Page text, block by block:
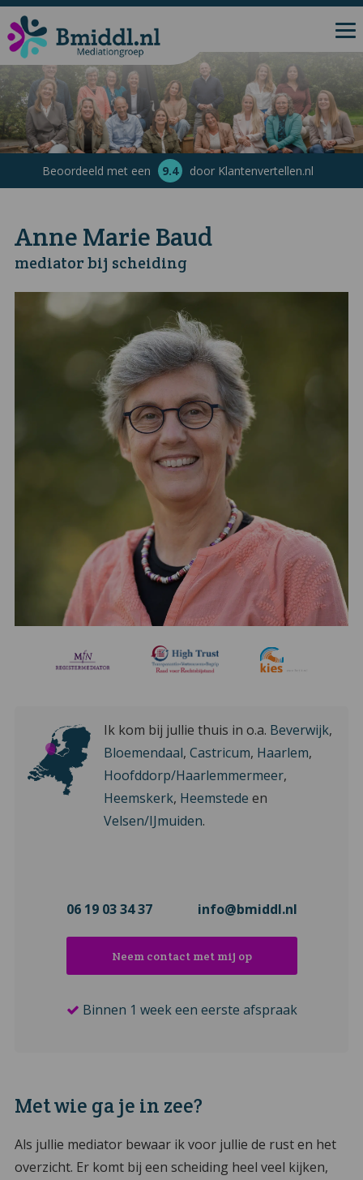
Beoordeeld met een 9.4 door Klantenvertellen.nl
Anne Marie Baud
mediator bij scheiding
Ik kom bij jullie thuis in o.a. Beverwijk,
Bloemendaal, Castricum, Haarlem,
Hoofddorp/Haarlemmermeer,
Heemskerk, Heemstede en
Velsen/IJmuiden.
06 19 03 34 37 info@bmiddl.nl
Neem contact met mij op
Binnen 1 week een eerste afspraak
Met wie ga je in zee?
Als jullie mediator bewaar ik voor jullie de rust en het
overzicht. Er komt bij een scheiding heel veel kijken,